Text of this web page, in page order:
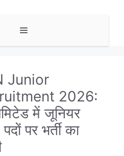
Menu
Junior
2026:
में जूनियर
पर भर्ती का